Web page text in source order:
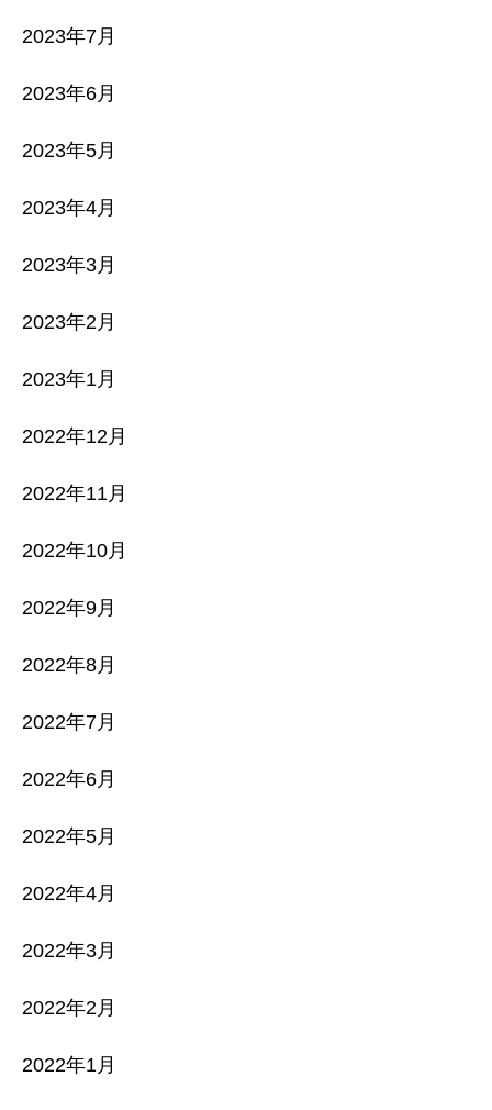
2023年7月
2023年6月
2023年5月
2023年4月
2023年3月
2023年2月
2023年1月
2022年12月
2022年11月
2022年10月
2022年9月
2022年8月
2022年7月
2022年6月
2022年5月
2022年4月
2022年3月
2022年2月
2022年1月